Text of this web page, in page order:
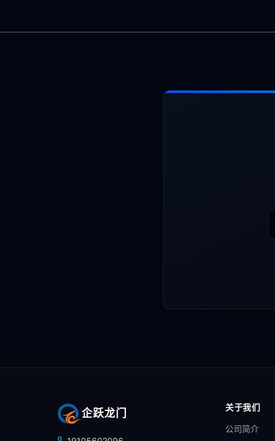
企跃龙门 关于我们
公司简介